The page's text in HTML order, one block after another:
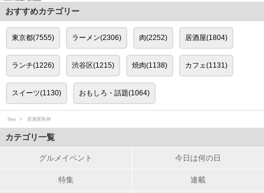
おすすめカテゴリー
東京都(7555) ラーメン(2306) 肉(2252) 居酒屋(1804)
ランチ(1226) 渋谷区(1215) 焼肉(1138) カフェ(1131)
スイーツ(1130) おもしろ・話題(1064)
favy 居酒屋鳥伸
カテゴリ一覧
グルメイベント 今日は何の日
特集 連載